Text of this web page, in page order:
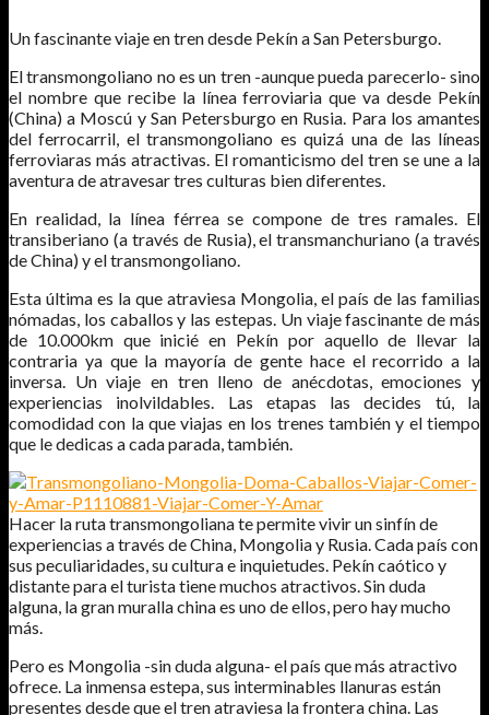
Un fascinante viaje en tren desde Pekín a San Petersburgo.
El transmongoliano no es un tren -aunque pueda parecerlo- sino
el nombre que recibe la línea ferroviaria que va desde Pekín
(China) a Moscú y San Petersburgo en Rusia. Para los amantes
del ferrocarril, el transmongoliano es quizá una de las líneas
ferroviaras más atractivas. El romanticismo del tren se une a la
aventura de atravesar tres culturas bien diferentes.
En realidad, la línea férrea se compone de tres ramales. El
transiberiano (a través de Rusia), el transmanchuriano (a través
de China) y el transmongoliano.
Esta última es la que atraviesa Mongolia, el país de las familias
nómadas, los caballos y las estepas. Un viaje fascinante de más
de 10.000km que inicié en Pekín por aquello de llevar la
contraria ya que la mayoría de gente hace el recorrido a la
inversa. Un viaje en tren lleno de anécdotas, emociones y
experiencias inolvildables. Las etapas las decides tú, la
comodidad con la que viajas en los trenes también y el tiempo
que le dedicas a cada parada, también.
Hacer la ruta transmongoliana te permite vivir un sinfín de
experiencias a través de China, Mongolia y Rusia. Cada país con
sus peculiaridades, su cultura e inquietudes. Pekín caótico y
distante para el turista tiene muchos atractivos. Sin duda
alguna, la gran muralla china es uno de ellos, pero hay mucho
más.
Pero es Mongolia -sin duda alguna- el país que más atractivo
ofrece. La inmensa estepa, sus interminables llanuras están
presentes desde que el tren atraviesa la frontera china. Las